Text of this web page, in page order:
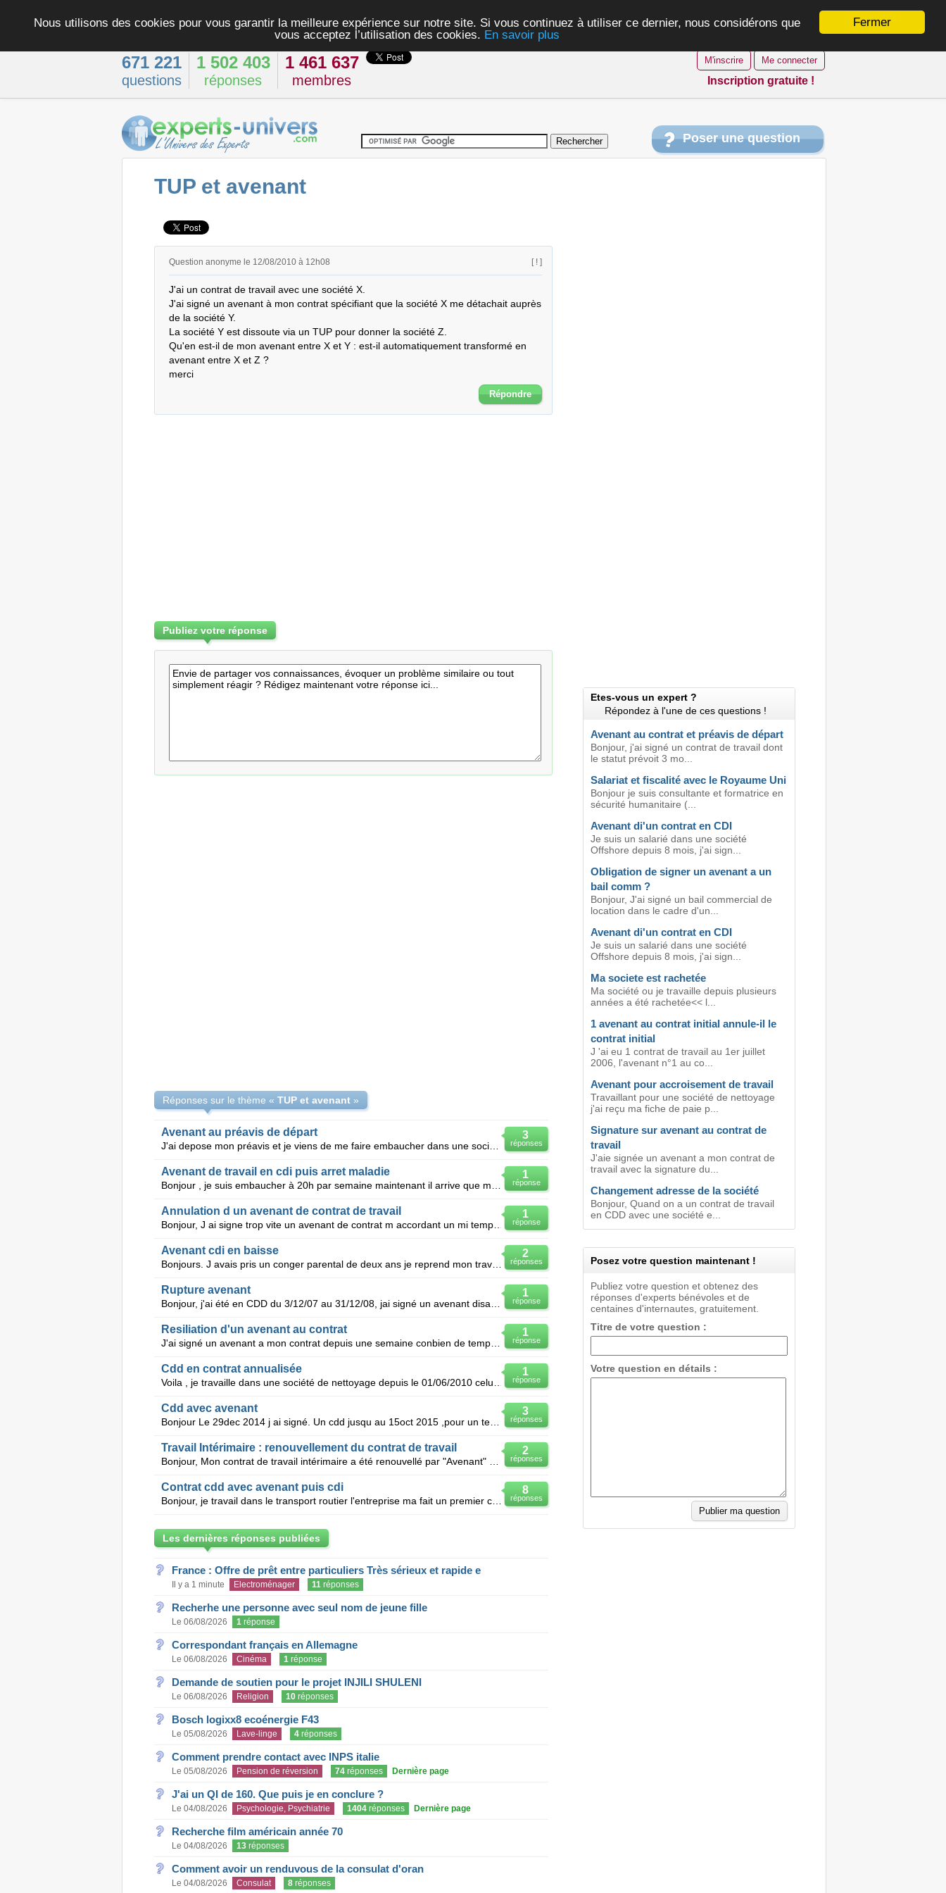
Fermer
Nous utilisons des cookies pour vous garantir la meilleure expérience sur notre site. Si vous continuez à utiliser ce dernier, nous considérons que
vous acceptez l’utilisation des cookies. En savoir plus
671 221
questions
1 502 403
réponses
1 461 637
membres
M'inscrire Me connecter
Inscription gratuite !
Poser une question
TUP et avenant
Question anonyme le 12/08/2010 à 12h08 [ ! ]
J'ai un contrat de travail avec une société X.
J'ai signé un avenant à mon contrat spécifiant que la société X me détachait auprès
de la société Y.
La société Y est dissoute via un TUP pour donner la société Z.
Qu'en est-il de mon avenant entre X et Y : est-il automatiquement transformé en
avenant entre X et Z ?
merci
Répondre
Publiez votre réponse
Réponses sur le thème « TUP et avenant»
3
réponses
Avenant au préavis de départ
J'ai depose mon préavis et je viens de me faire embaucher dans une société avec un début de contrat
1
réponse
Avenant de travail en cdi puis arret maladie
1
réponse
Annulation d un avenant de contrat de travail
Bonjour, J ai signe trop vite un avenant de contrat m accordant un mi temps thérapeutique de ma
2
réponses
Avenant cdi en baisse
Bonjours. J avais pris un conger parental de deux ans je reprend mon travail en cdi mais ma société
1
réponse
Rupture avenant
1
réponse
Resiliation d'un avenant au contrat
J'ai signé un avenant a mon contrat depuis une semaine conbien de temps de reflexion ai je drot pour
1
réponse
Cdd en contrat annualisée
3
réponses
Cdd avec avenant
Bonjour Le 29dec 2014 j ai signé. Un cdd jusqu au 15oct 2015 ,pour un temps de travail de 28h /sem
2
réponses
Travail Intérimaire : renouvellement du contrat de travail
8
réponses
Contrat cdd avec avenant puis cdi
Bonjour, je travail dans le transport routier l'entreprise ma fait un premier contrat en cdd de 3 m
Les dernières réponses publiées
France : Offre de prêt entre particuliers Très sérieux et rapide e
Il y a 1 minute Electroménager 11réponses
Recherhe une personne avec seul nom de jeune fille
Le 06/08/2026 1réponse
Correspondant français en Allemagne
Le 06/08/2026 Cinéma 1réponse
Demande de soutien pour le projet INJILI SHULENI
Le 06/08/2026 Religion 10réponses
Bosch logixx8 ecoénergie F43
Le 05/08/2026 Lave-linge 4réponses
Comment prendre contact avec INPS italie
Le 05/08/2026 Pension de réversion 74réponses Dernière page
J'ai un QI de 160. Que puis je en conclure ?
Le 04/08/2026 Psychologie, Psychiatrie 1404réponses Dernière page
Recherche film américain année 70
Le 04/08/2026 13réponses
Comment avoir un renduvous de la consulat d'oran
Le 04/08/2026 Consulat 8réponses
Etes-vous un expert ?
Répondez à l'une de ces questions !
Avenant au contrat et préavis de départ
Bonjour, j'ai signé un contrat de travail dont
le statut prévoit 3 mo...
Salariat et fiscalité avec le Royaume Uni
Bonjour je suis consultante et formatrice en
sécurité humanitaire (...
Avenant di'un contrat en CDI
Je suis un salarié dans une société
Offshore depuis 8 mois, j'ai sign...
Obligation de signer un avenant a un
bail comm ?
Bonjour, J'ai signé un bail commercial de
location dans le cadre d'un...
Avenant di'un contrat en CDI
Je suis un salarié dans une société
Offshore depuis 8 mois, j'ai sign...
Ma societe est rachetée
Ma société ou je travaille depuis plusieurs
années a été rachetée<< l...
1 avenant au contrat initial annule-il le
contrat initial
J 'ai eu 1 contrat de travail au 1er juillet
2006, l'avenant n°1 au co...
Avenant pour accroisement de travail
Travaillant pour une société de nettoyage
j'ai reçu ma fiche de paie p...
Signature sur avenant au contrat de
travail
J'aie signée un avenant a mon contrat de
travail avec la signature du...
Changement adresse de la société
Bonjour, Quand on a un contrat de travail
en CDD avec une société e...
Posez votre question maintenant !
Publiez votre question et obtenez des
réponses d'experts bénévoles et de
centaines d'internautes, gratuitement.
Titre de votre question :
Votre question en détails :